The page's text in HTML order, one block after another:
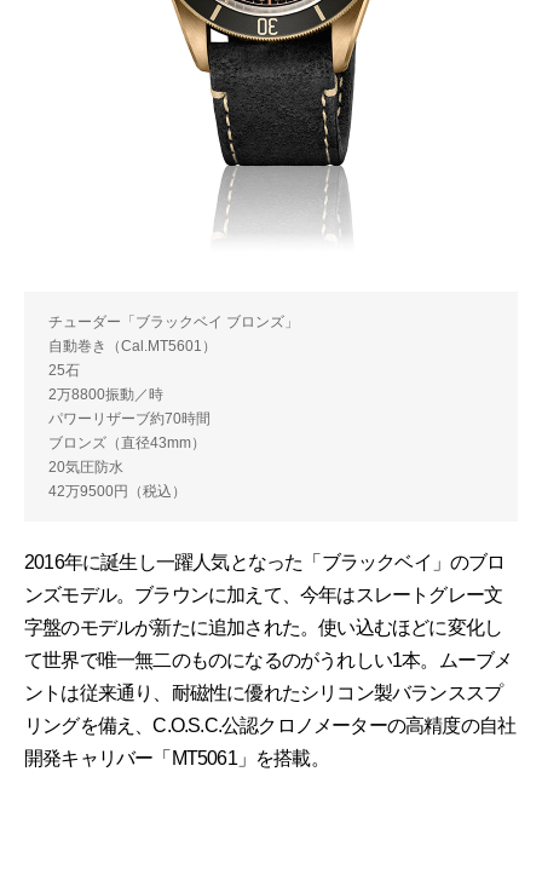
チューダー「ブラックベイ ブロンズ」
自動巻き（Cal.MT5601）
25石
2万8800振動／時
パワーリザーブ約70時間
ブロンズ（直径43mm）
20気圧防水
42万9500円（税込）
2016年に誕生し一躍人気となった「ブラックベイ」のブロ
ンズモデル。ブラウンに加えて、今年はスレートグレー文
字盤のモデルが新たに追加された。使い込むほどに変化し
て世界で唯一無二のものになるのがうれしい1本。ムーブメ
ントは従来通り、耐磁性に優れたシリコン製バランススプ
リングを備え、C.O.S.C.公認クロノメーターの高精度の自社
開発キャリバー「MT5061」を搭載。